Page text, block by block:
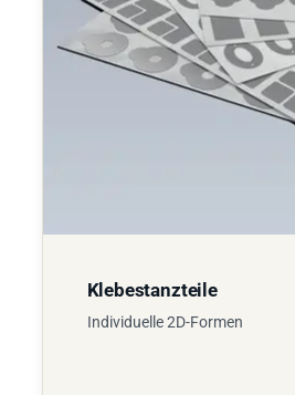
Klebestanzteile
Individuelle 2D-Formen